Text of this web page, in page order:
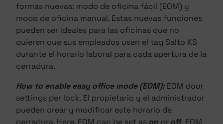
formas nuevas: modo de oficina fácil (EOM) y
modo de oficina manual. Estas nuevas funciones
pueden ser ideales para las oficinas que no
quieren que sus empleados usen el tag Salto KS
durante el horario laboral para cada apertura de la
cerradura.
How to enable easy office mode (EOM):EOM door
settings per lock. El propietario y el administrador
pueden crear y modificar este horario de
cerradura. Here, EOM can be set as on or off. EOM